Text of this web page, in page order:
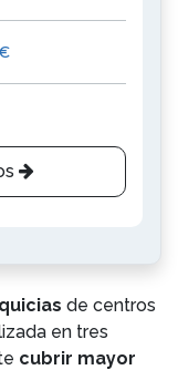
de centros
en tres
cubrir mayor